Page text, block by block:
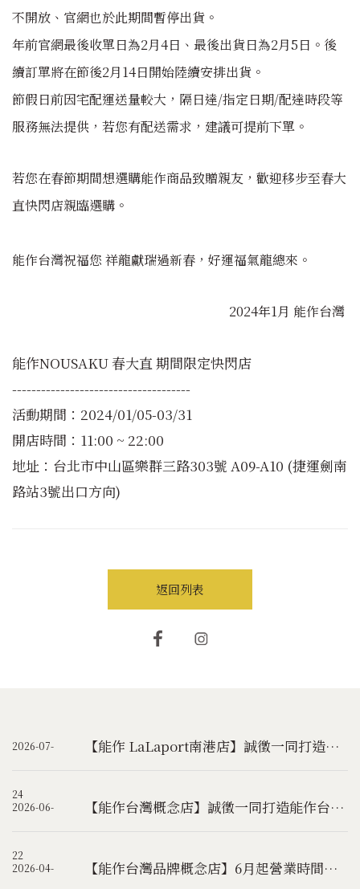
不開放、 官網也於此期間暫停出貨。
年前官網最後收單日為2月4日、 最後出貨日為2月5日。後
續訂單將在節後2月14日開始陸續安排出貨。
節假日前因宅配運送量較大，隔日達/指定日期/配達時段等
服務無法提供 ，若您有配送需求，建議可提前下單。
若您在春節期間想選購能作商品致贈親友，歡迎移步至春大
直快閃店親臨選購 。
能作台灣祝福您 祥龍獻瑞過新春，好運福氣龍總來。
2024年1月 能作台灣
能作NOUSAKU 春大直 期間限定快閃店
-------------------------------------
活動期間：2024/01/05-03/31
開店時間：11:00 ~ 22:00
地址：台北市中山區樂群三路303號 A09-A10 (捷運劍南
路站3號出口方向)
返回列表
2026-07-
24
【能作 LaLaport南港店】誠徵一同打造能作台灣未來的夥伴
2026-06-
22
【能作台灣概念店】誠徵一同打造能作台灣未來的夥伴
2026-04- 【能作台灣品牌概念店】6月起營業時間調整公告